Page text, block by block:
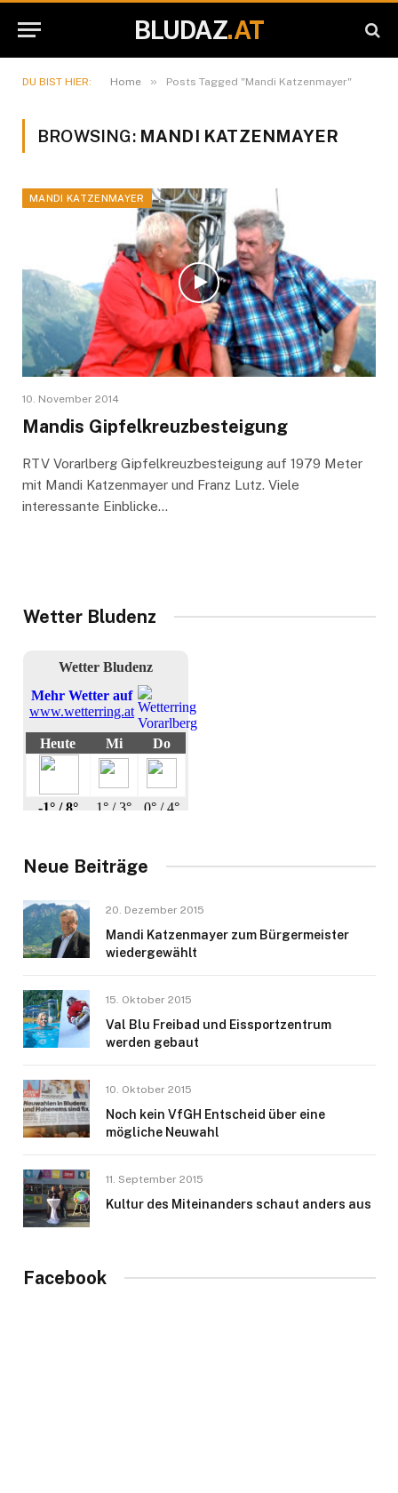
BLUDAZ.AT
DU BIST HIER: Home » Posts Tagged "Mandi Katzenmayer"
BROWSING: MANDI KATZENMAYER
MANDI KATZENMAYER
10. November 2014
Mandis Gipfelkreuzbesteigung
RTV Vorarlberg Gipfelkreuzbesteigung auf 1979 Meter
mit Mandi Katzenmayer und Franz Lutz. Viele
interessante Einblicke…
Wetter Bludenz
Neue Beiträge
20. Dezember 2015
Mandi Katzenmayer zum Bürgermeister
wiedergewählt
15. Oktober 2015
Val Blu Freibad und Eissportzentrum
werden gebaut
10. Oktober 2015
Noch kein VfGH Entscheid über eine
mögliche Neuwahl
11. September 2015
Kultur des Miteinanders schaut anders aus
Facebook